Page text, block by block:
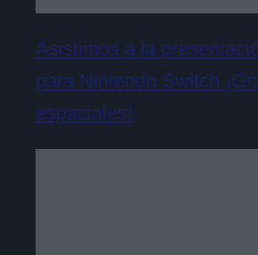
Asistimos a la
para Nintendo Switch
espaciales!